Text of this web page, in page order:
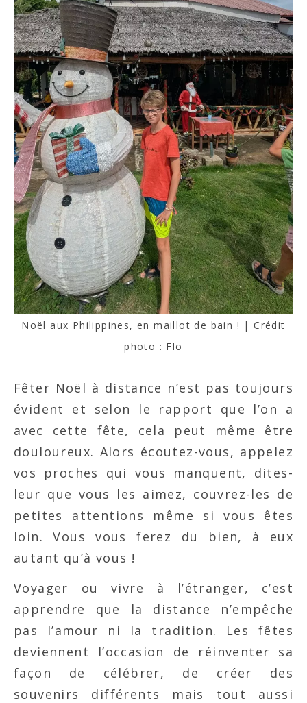
Noël aux Philippines, en maillot de bain ! | Crédit
photo : Flo
Fêter Noël à distance n’est pas toujours
évident et selon le rapport que l’on a
avec cette fête, cela peut même être
douloureux. Alors écoutez-vous, appelez
vos proches qui vous manquent, dites-
leur que vous les aimez, couvrez-les de
petites attentions même si vous êtes
loin. Vous vous ferez du bien, à eux
autant qu’à vous !
Voyager ou vivre à l’étranger, c’est
apprendre que la distance n’empêche
pas l’amour ni la tradition. Les fêtes
deviennent l’occasion de réinventer sa
façon de célébrer, de créer des
souvenirs différents mais tout aussi